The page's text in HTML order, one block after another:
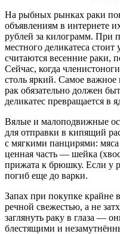
На рыбных рынках раки
объявлениям в интернете
рублей за килограмм. При
местного деликатеса
считаются весенние раки,
Сейчас, когда
столь яркий. Самое
рак обязательно должен
деликатес превращается в
Вялые и малоподвижные
для отправки в кипящий
с мягкими панцирями:
ценная часть — шейка
прижата к брюшку. Если у
погиб еще до варки.
Запах при покупке крайне
речной свежестью, а не
заглянуть раку в глаза —
блестящими и